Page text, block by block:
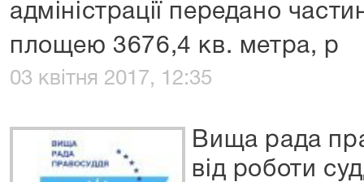
адміністрації передано
площею 3676,4 кв. метра, р
03 квітня 2017, 12:35
Вища рада
від роботи